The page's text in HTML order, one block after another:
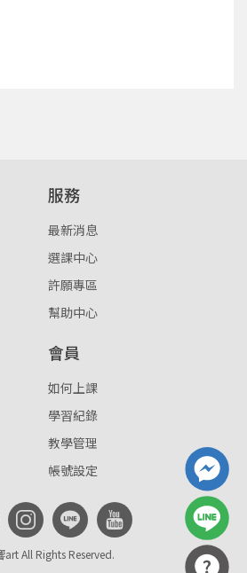
或
註冊
同意我們的 使用者條款
。
重設密碼
服務
最新消息
選課中心
許願專區
幫助中心
會員
如何上課
學習紀錄
教學管理
帳號設定
All Rights Reserved.